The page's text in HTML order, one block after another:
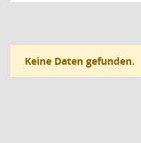
Keine Daten gefunden.